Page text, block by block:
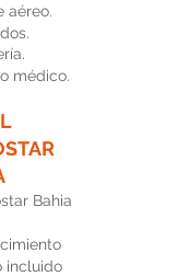
aéreo.
médico.
Bahia
incluido